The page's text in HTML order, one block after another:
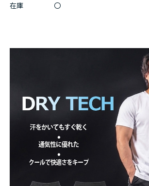
在庫 〇